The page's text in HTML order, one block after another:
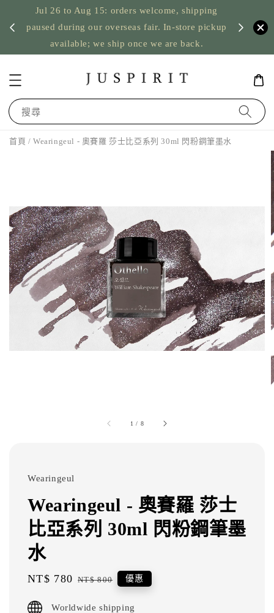
Jul 26 to Aug 15: orders welcome, shipping
paused during our overseas fair. In-store pickup
available; we ship once we are back.
US
搜尋
首頁 / Wearingeul - 奧賽羅 莎士比亞系列 30ml 閃粉鋼筆墨水
1 / 8
Wearingeul
Wearingeul - 奧賽羅 莎士
比亞系列 30ml 閃粉鋼筆墨
水
Sale
NT$ 780 Regular
NT$ 800 優惠
Worldwide shipping